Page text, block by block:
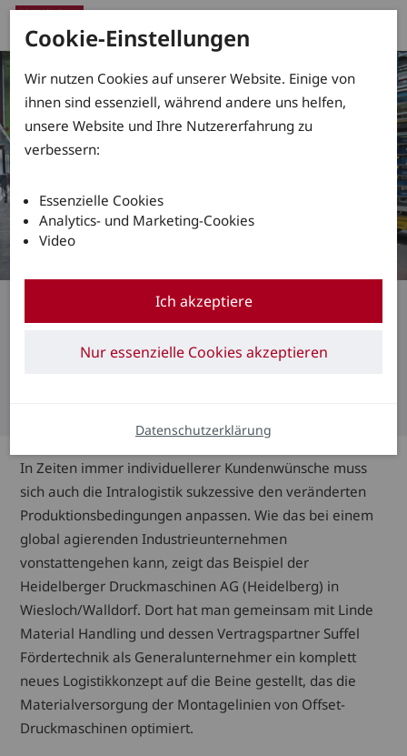
Heidelberger Druckmaschinen AG
(Druck-)Frischer Wind in
der Logistik von
In Zeiten immer individuellerer Kundenwünsche muss
sich auch die Intralogistik sukzessive den veränderten
Produktionsbedingungen anpassen. Wie das bei einem
global agierenden Industrieunternehmen
vonstattengehen kann, zeigt das Beispiel der
Heidelberger Druckmaschinen AG (Heidelberg) in
Wiesloch/Walldorf. Dort hat man gemeinsam mit Linde
Material Handling und dessen Vertragspartner Suffel
Fördertechnik als Generalunternehmer ein komplett
neues Logistikkonzept auf die Beine gestellt, das die
Materialversorgung der Montagelinien von Offset-
Druckmaschinen optimiert.
Cookie-Einstellungen
Wir nutzen Cookies auf unserer Website. Einige von
ihnen sind essenziell, während andere uns helfen,
unsere Website und Ihre Nutzererfahrung zu
verbessern:
Essenzielle Cookies
Analytics- und Marketing-Cookies
Video
Ich akzeptiere
Nur essenzielle Cookies akzeptieren
Datenschutzerklärung